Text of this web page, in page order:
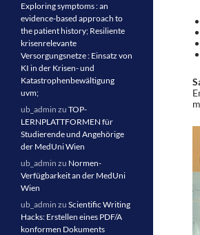
Exploring symptoms : an
evidence-based approach to
the patient history; Resiliente
krisenrelevante
Versorgungsnetze : Einsatz von
KI in der Krisen- und
Katastrophenbewältigung
uvm;
ub_admin zu TOP-
LERNPLATTFORMEN für
Studierende und Angehörige
der MedUni Wien
ub_admin zu Normen-
Verfügbarkeit an der MedUni
Wien
ub_admin zu Scientific Writing
Hacks: Erstellen eines PDF/A
konformen Dokuments